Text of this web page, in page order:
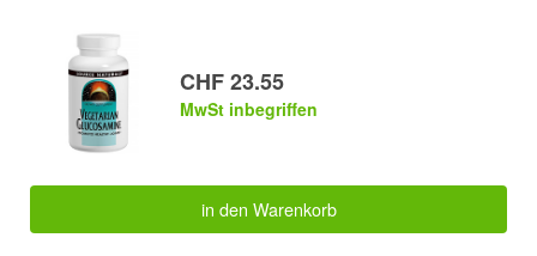
CHF 23.55
MwSt inbegriffen
in den Warenkorb